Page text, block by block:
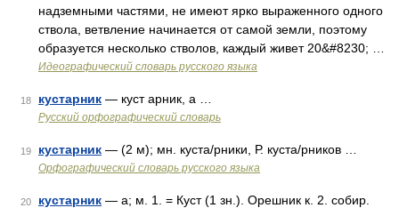
надземными частями, не имеют ярко выраженного одного
ствола, ветвление начинается от самой земли, поэтому
образуется несколько стволов, каждый живет 20&#8230; …
Идеографический словарь русского языка
18 кустарник — куст арник, а …
Русский орфографический словарь
19 кустарник — (2 м); мн. куста/рники, Р. куста/рников …
Орфографический словарь русского языка
20 кустарник — а; м. 1. = Куст (1 зн.). Орешник к. 2. собир.